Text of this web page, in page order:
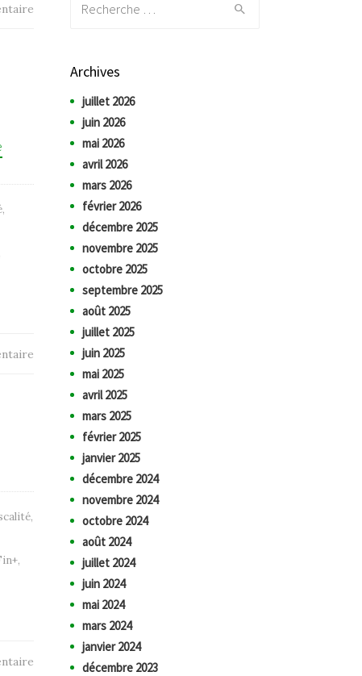
,
,
,
Archives
juillet 2026
juin 2026
mai 2026
avril 2026
mars 2026
février 2026
décembre 2025
novembre 2025
octobre 2025
septembre 2025
août 2025
juillet 2025
juin 2025
mai 2025
avril 2025
mars 2025
février 2025
janvier 2025
décembre 2024
novembre 2024
octobre 2024
août 2024
juillet 2024
juin 2024
mai 2024
mars 2024
janvier 2024
décembre 2023